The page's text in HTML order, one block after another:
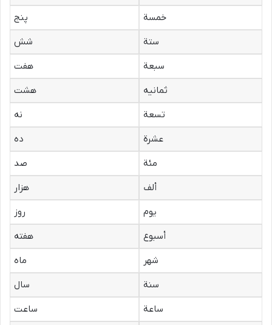
خمسة
پنج
ستة
شش
سبعة
هفت
ثمانیه
هشت
تسعة
نه
عشرة
ده
مئة
صد
ألف
هزار
یوم
روز
أسبوع
هفته
شهر
ماه
سنة
سال
ساعة
ساعت